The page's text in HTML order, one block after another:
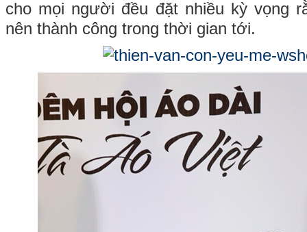
cho mọi người đều đặt nhiều kỳ vọng
nên thành công trong thời gian tới.